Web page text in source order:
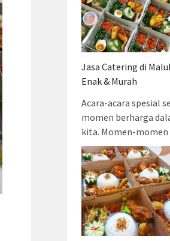
Jasa Catering di
Enak & Murah
Acara-acara spesial
momen berharga
kita. Momen-